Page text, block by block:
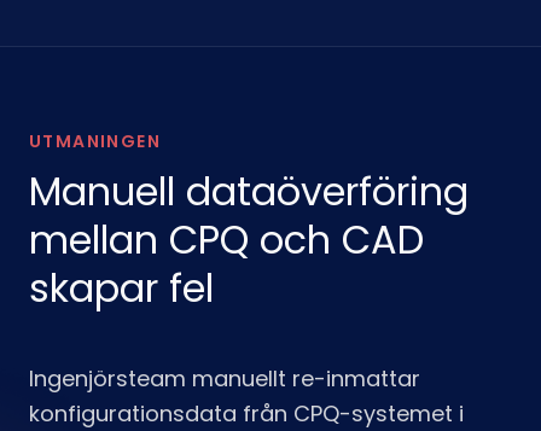
UTMANINGEN
Manuell dataöverföring
mellan CPQ och CAD
skapar fel
Ingenjörsteam manuellt re-inmattar
konfigurationsdata från CPQ-systemet i